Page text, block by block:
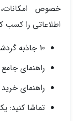
خصوص
اطلاعاتی را کسب
10 جاذبه گردشگری زیبا در بانکوک، مرکز تایلند
راهنمای
راهنمای
تماشا کنید: